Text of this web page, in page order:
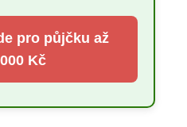
pro půjčku až
Kč